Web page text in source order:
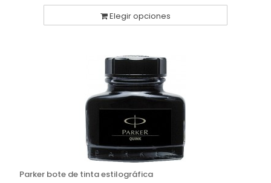
Elegir opciones
Parker bote de tinta estilográfica